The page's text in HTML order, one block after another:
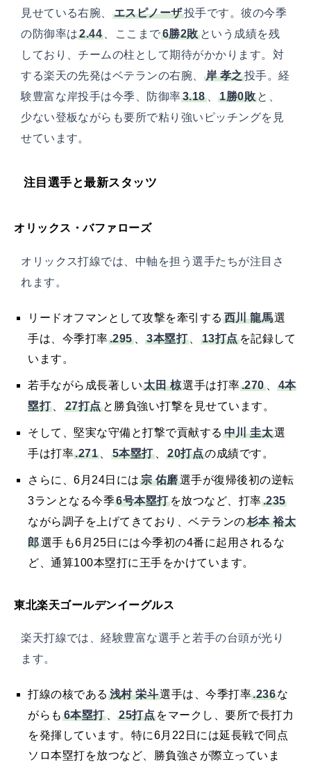
見せている右腕、 エスピノーザ投手です。彼の今季
の防御率は2.44 、ここまで6勝2敗という成績を残
しており、チームの柱として期待がかかります。対
する楽天の先発はベテランの右腕、
岸 孝之投手。経
験豊富な岸投手は今季、防御率3.18、1勝0敗 と、
少ない登板ながらも要所で粘り強いピッチングを見
せています。
注目選手と最新スタッツ
オリックス・バファローズ
オリックス打線では、中軸を担う選手たちが注目さ
れます。
リードオフマンとして攻撃を牽引する 西川 龍馬選
手は、今季打率.295、3本塁打 13打点を記録して
います。
若手ながら成長著しい太田 椋選手は打率.270、4本
塁打
27打点と勝負強い打撃を見せています。
そして、堅実な守備と打撃で貢献する 中川 圭太選
手は打率.271 5本塁打、20打点の成績です。
さらに、6月24日には 宗 佑磨選手が復帰後初の逆転
3ランとなる今季6号本塁打を放つなど、打率.235
ながら調子を上げてきており、ベテランの杉本 裕太
郎選手も6月25日には今季初の4番に起用されるな
ど、通算100本塁打に王手をかけています。
東北楽天ゴールデンイーグルス
楽天打線では、経験豊富な選手と若手の台頭が光り
ます。
打線の核である 浅村 栄斗選手は、今季打率.236な
がらも 6本塁打、25打点 をマークし、要所で長打力
を発揮しています。特に6月22日には延長戦で同点
ソロ本塁打を放つなど、勝負強さが際立っていま